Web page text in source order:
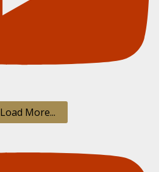
Load More...